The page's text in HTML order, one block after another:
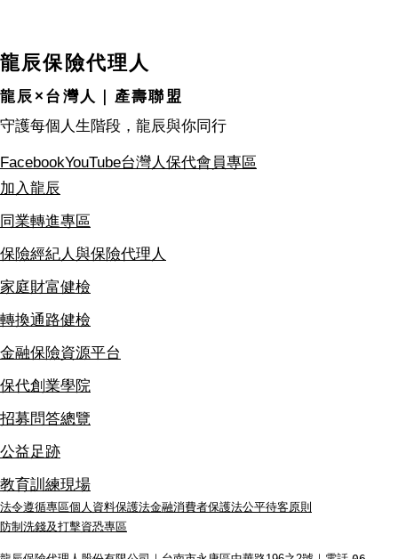
龍辰保險代理人
龍辰×台灣人｜產壽聯盟
守護每個人生階段，龍辰與你同行
FacebookYouTube台灣人保代會員專區
加入龍辰
同業轉進專區
保險經紀人與保險代理人
家庭財富健檢
轉換通路健檢
金融保險資源平台
保代創業學院
招募問答總覽
公益足跡
教育訓練現場
法令遵循專區個人資料保護法金融消費者保護法公平待客原則
防制洗錢及打擊資恐專區